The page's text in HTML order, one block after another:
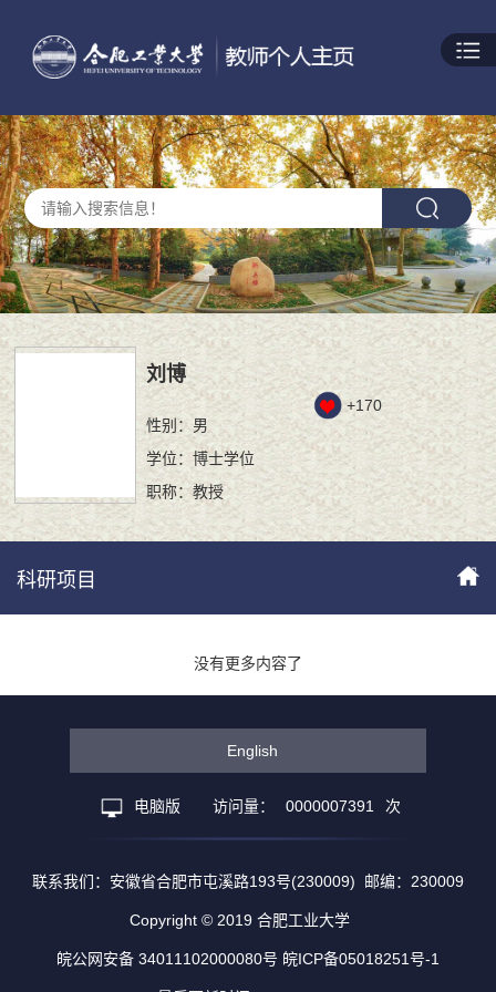
刘博
性别：男
学位：博士学位
职称：教授
+170
科研项目
没有更多内容了
English
电脑版 访问量： 0000007391 次
联系我们：安徽省合肥市屯溪路193号(230009) 邮编：230009
Copyright © 2019 合肥工业大学
皖公网安备 34011102000080号 皖ICP备05018251号-1